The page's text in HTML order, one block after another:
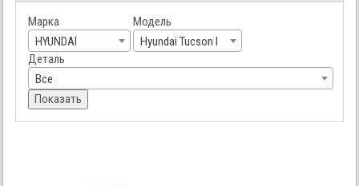
Марка
HYUNDAI
Модель
Hyundai Tucson I
Деталь
Все
Показать